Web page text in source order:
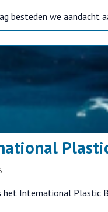
besteden we aandacht
het International Plastic